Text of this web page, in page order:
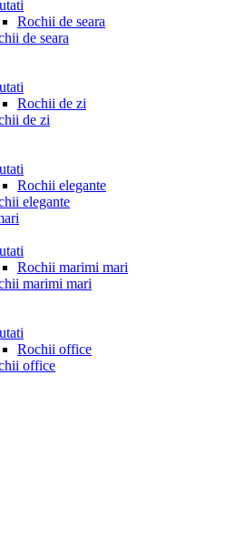
Rochii de seara
de seara
Rochii de zi
de zi
Rochii elegante
elegante
Rochii marimi mari
marimi mari
Rochii office
office